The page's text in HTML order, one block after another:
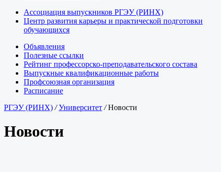
Ассоциация выпускников РГЭУ (РИНХ)
Центр развития карьеры и практической подготовки
обучающихся
Объявления
Полезные ссылки
Рейтинг профессорско-преподавательского состава
Выпускные квалификационные работы
Профсоюзная организация
Расписание
РГЭУ (РИНХ) /Университет /Новости
Новости